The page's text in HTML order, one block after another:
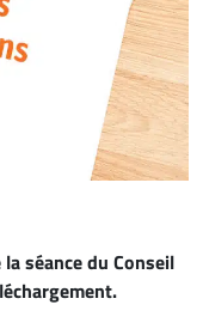
séance du Conseil